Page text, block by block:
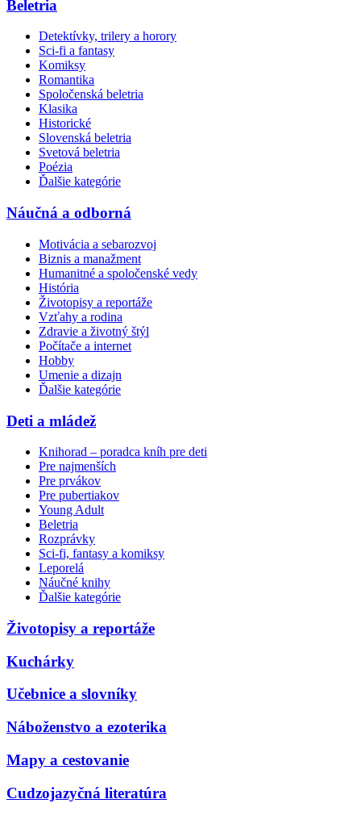
Beletria
Detektívky, trilery a horory
Sci-fi a fantasy
Komiksy
Romantika
Spoločenská beletria
Klasika
Historické
Slovenská beletria
Svetová beletria
Poézia
Ďalšie kategórie
Náučná a odborná
Motivácia a sebarozvoj
Biznis a manažment
Humanitné a spoločenské vedy
História
Životopisy a reportáže
Vzťahy a rodina
Zdravie a životný štýl
Počítače a internet
Hobby
Umenie a dizajn
Ďalšie kategórie
Deti a mládež
Knihorad – poradca kníh pre deti
Pre najmenších
Pre prvákov
Pre pubertiakov
Young Adult
Beletria
Rozprávky
Sci-fi, fantasy a komiksy
Leporelá
Náučné knihy
Ďalšie kategórie
Životopisy a reportáže
Kuchárky
Učebnice a slovníky
Náboženstvo a ezoterika
Mapy a cestovanie
Cudzojazyčná literatúra